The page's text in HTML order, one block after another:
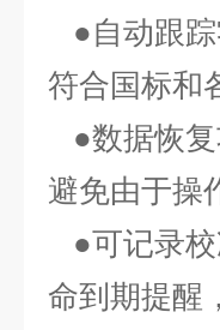
●自动跟
符合国标和
●数据恢
避免由于操
●可记录
命到期提醒